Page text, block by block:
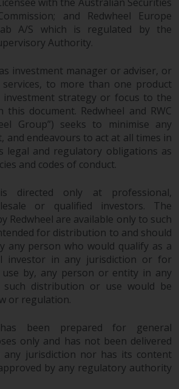
die als
à
Recht
wurde. Die Teilfonds
Funds, auf die auf
verwiesen wird,
durch den aktuellen
angeboten. Der
enthält
Informationen
Teilfonds, einschließlich
Gebühren und
Der Verkaufsprospekt
Informationen zu den
werden jedoch nicht
an Personen in
in denen eine
gegen lokale
Vorschriften
für Anleger in den
and Redwheel Europe
A/S which is regulated by the
Authority.
investment manager or adviser, or
to more than one product
strategy or focus to the
this document. Redwheel and RWC
Group”) seeks to minimise any
and endeavours to act at all times in
legal and regulatory obligations as
and codes of conduct.
directed only at professional,
or qualified investors. The
Redwheel are available only to such
for distribution to and should
any person who would qualify as a
investor in any jurisdiction or for
by, any person or entity in any
such distribution or use would be
or regulation.
been prepared for general
only and has not been delivered
jurisdiction nor has its content
by any regulatory authority